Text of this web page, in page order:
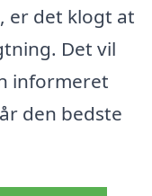
er det klogt at
Det vil
informeret
den bedste